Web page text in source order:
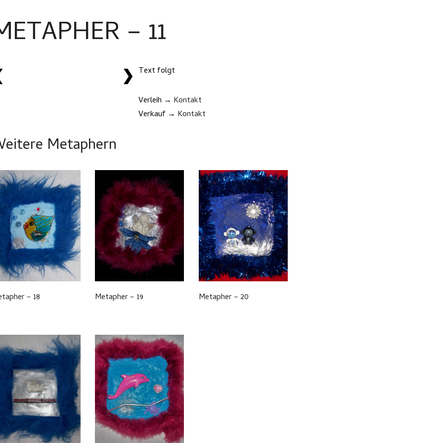
– 11
❯ Text folgt
Verleih → Kontakt
Verkauf → Kontakt
Metaphern
– 18 Metapher – 19 Metapher – 20